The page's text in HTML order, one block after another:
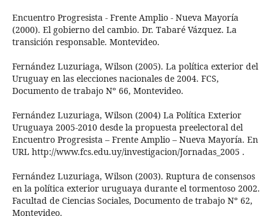
Encuentro Progresista - Frente Amplio - Nueva Mayoría
(2000). El gobierno del cambio. Dr. Tabaré Vázquez. La
transición responsable. Montevideo.
Fernández Luzuriaga, Wilson (2005). La política exterior del
Uruguay en las elecciones nacionales de 2004. FCS,
Documento de trabajo Nº 66, Montevideo.
Fernández Luzuriaga, Wilson (2004) La Política Exterior
Uruguaya 2005-2010 desde la propuesta preelectoral del
Encuentro Progresista – Frente Amplio – Nueva Mayoría. En
URL http://www.fcs.edu.uy/investigacion/Jornadas_2005 .
Fernández Luzuriaga, Wilson (2003). Ruptura de consensos
en la política exterior uruguaya durante el tormentoso 2002.
Facultad de Ciencias Sociales, Documento de trabajo Nº 62,
Montevideo.